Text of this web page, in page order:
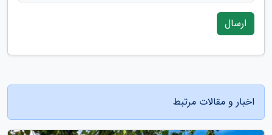
ارسال
اخبار و مقالات مرتبط